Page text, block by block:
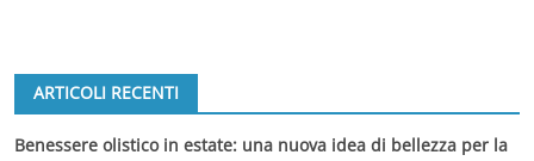
ARTICOLI RECENTI
Benessere olistico in estate: una nuova idea di bellezza per la